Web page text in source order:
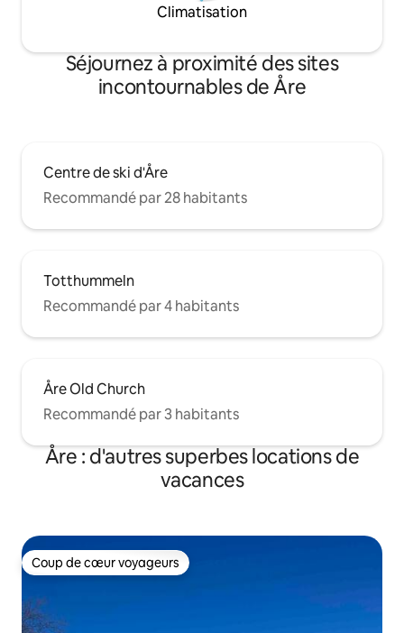
Climatisation
Séjournez à proximité des sites
incontournables de Åre
Centre de ski d'Åre
Recommandé par 28 habitants
Totthummeln
Recommandé par 4 habitants
Åre Old Church
Recommandé par 3 habitants
Åre : d'autres superbes locations de
vacances
Coup de cœur voyageurs
Coup de cœur voyageurs